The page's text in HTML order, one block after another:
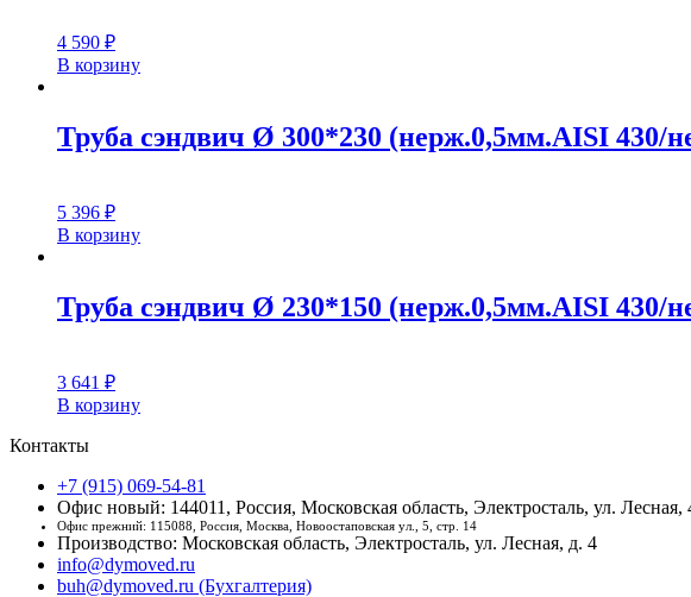
4 590 ₽
В корзину
Труба сэндвич Ø 300*230 (нерж.0,5мм.AISI 430/
5 396 ₽
В корзину
Труба сэндвич Ø 230*150 (нерж.0,5мм.AISI 430/
3 641 ₽
В корзину
Контакты
+7 (915) 069-54-81
Офис новый: 144011, Россия, Московская область, Электросталь, ул. Лесная,
Офис прежний: 115088, Россия, Москва, Новоостаповская ул., 5, стр. 14
Производство: Московская область, Электросталь, ул. Лесная, д. 4
info@dymoved.ru
buh@dymoved.ru (Бухгалтерия)